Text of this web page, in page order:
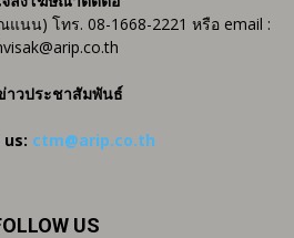
นน) โทร. 08-1668-2221 หรือ email :
าวประชาสัมพันธ์
ctm@arip.co.th
US